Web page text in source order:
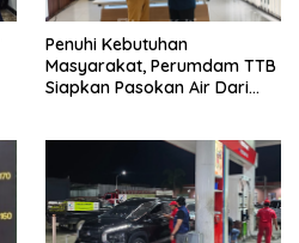
Penuhi Kebutuhan
Masyarakat, Perumdam TTB
Siapkan Pasokan Air Dari